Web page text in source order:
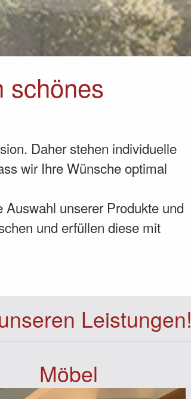
schönes
Daher stehen individuelle
wir Ihre Wünsche optimal
unserer Produkte und
und erfüllen diese mit
Leistungen!
Möbel